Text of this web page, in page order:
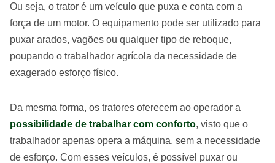
Ou seja, o trator é um veículo que puxa e conta com a
força de um motor. O equipamento pode ser utilizado para
puxar arados, vagões ou qualquer tipo de reboque,
poupando o trabalhador agrícola da necessidade de
exagerado esforço físico.
Da mesma forma, os tratores oferecem ao operador a
possibilidade de trabalhar com conforto, visto que o
trabalhador apenas opera a máquina, sem a necessidade
de esforço. Com esses veículos, é possível puxar ou